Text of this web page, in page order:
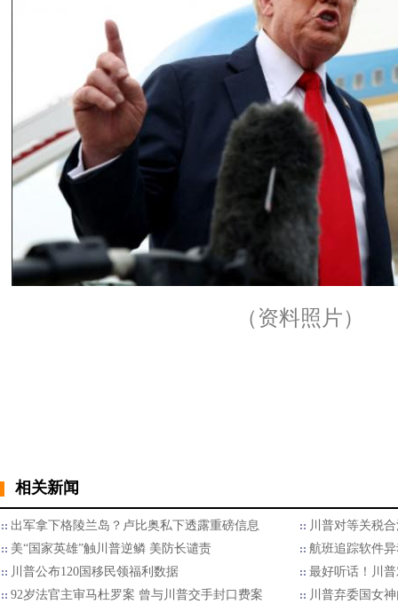
（资料照片）
相关新闻
出军拿下格陵兰岛？卢比奥私下透露重磅信息
川普对等关税
美“国家英雄”触川普逆鳞 美防长谴责
航班追踪软件
川普公布120国移民领福利数据
最好听话！川
92岁法官主审马杜罗案 曾与川普交手封口费案
川普弃委国女